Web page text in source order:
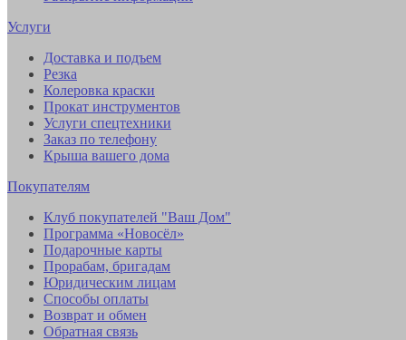
Услуги
Доставка и подъем
Резка
Колеровка краски
Прокат инструментов
Услуги спецтехники
Заказ по телефону
Крыша вашего дома
Покупателям
Клуб покупателей "Ваш Дом"
Программа «Новосёл»
Подарочные карты
Прорабам, бригадам
Юридическим лицам
Способы оплаты
Возврат и обмен
Обратная связь